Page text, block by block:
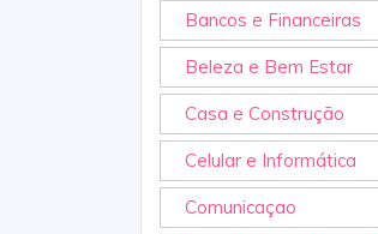
Bancos e Financeiras
Beleza e Bem Estar
Casa e Construção
Celular e Informática
Comunicaçao